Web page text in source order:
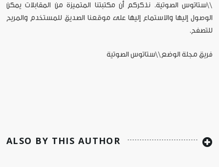
\\ستاتوس الصوتية. نذكركم أن مكتبتنا المتميزة من المقابلات يمكن
الوصول إليها والاستماع إليها على موقعنا الصديق للمستخدم والمريح
للتصفح.
فريق مجلة الوضع\\ستاتوس الصوتية
ALSO BY THIS AUTHOR